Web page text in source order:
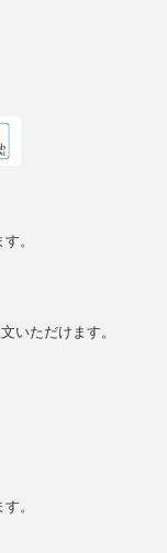
。
いただけます。
。